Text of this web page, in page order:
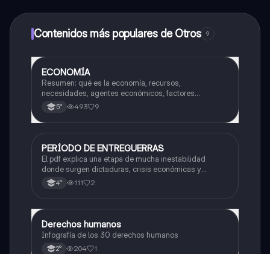
a determinadas funciones.
Contenidos más populares de Otros 9
Otros
ECONOMÍA
Resumen: qué es la economía, recursos,
necesidades, agentes económicos, factores
productivos, oferta y demanda
5° 493 9
Historia
PERÍODO DE ENTREGUERRAS
El pdf explica una etapa de mucha inestabilidad
donde surgen dictaduras, crisis económicas y
tensiones que terminan provocando una guerra a nivel
mundial. También analiza los cambios políticos y
4° 111 2
Otros
Derechos humanos
Infografía de los 30 derechos humanos
2° 204 1